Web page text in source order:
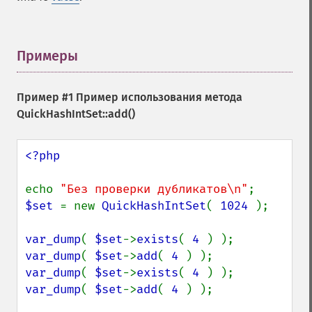
Примеры
Пример #1 Пример использования метода
QuickHashIntSet::add()
<?php
echo "Без проверки дубликатов\n"
$set = new QuickHashIntSet( 1024 );
var_dump( $set->exists( 4
var_dump( $set->add( 4
var_dump( $set->exists( 4
var_dump( $set->add( 4 ) );